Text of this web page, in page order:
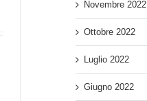
Novembre 2022
Ottobre 2022
Luglio 2022
Giugno 2022